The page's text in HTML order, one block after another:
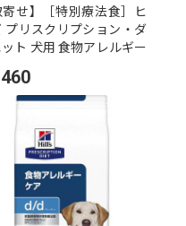
寄せ】［特別療法食］ヒ
プリスクリプション・ダ
ト 犬用 食物アレルギー